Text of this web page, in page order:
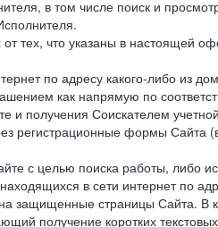
в том числе поиск и
тех, что указаны в настоящей
по адресу какого-либо из
как напрямую по
и получения Соискателем
регистрационные формы Сайта
с целью поиска работы, либо
в сети интернет по
защищенные страницы Сайта. В
получение коротких